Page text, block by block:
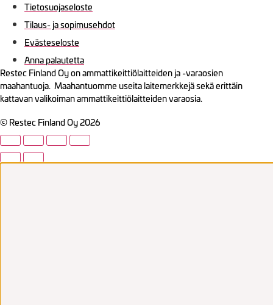
Tietosuojaseloste
Tilaus- ja sopimusehdot
Evästeseloste
Anna palautetta
Restec Finland Oy on ammattikeittiölaitteiden ja -varaosien
maahantuoja. Maahantuomme useita laitemerkkejä sekä erittäin
kattavan valikoiman ammattikeittiölaitteiden varaosia.
© Restec Finland Oy 2026